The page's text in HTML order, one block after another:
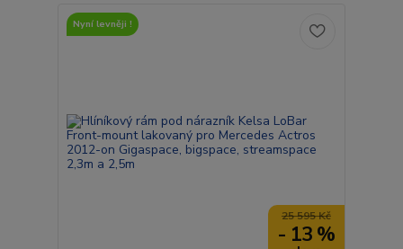
Nyní levněji !
25 595 Kč
- 13 %